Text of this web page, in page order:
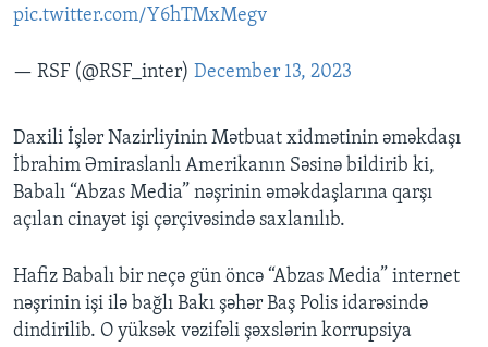
pic.twitter.com/Y6hTMxMegv
— RSF (@RSF_inter) December 13, 2023
Daxili İşlər Nazirliyinin Mətbuat xidmətinin əməkdaşı
İbrahim Əmiraslanlı Amerikanın Səsinə bildirib ki,
Babalı “Abzas Media” nəşrinin əməkdaşlarına qarşı
açılan cinayət işi çərçivəsində saxlanılıb.
Hafiz Babalı bir neçə gün öncə “Abzas Media” internet
nəşrinin işi ilə bağlı Bakı şəhər Baş Polis idarəsində
dindirilib. O yüksək vəzifəli şəxslərin korrupsiya